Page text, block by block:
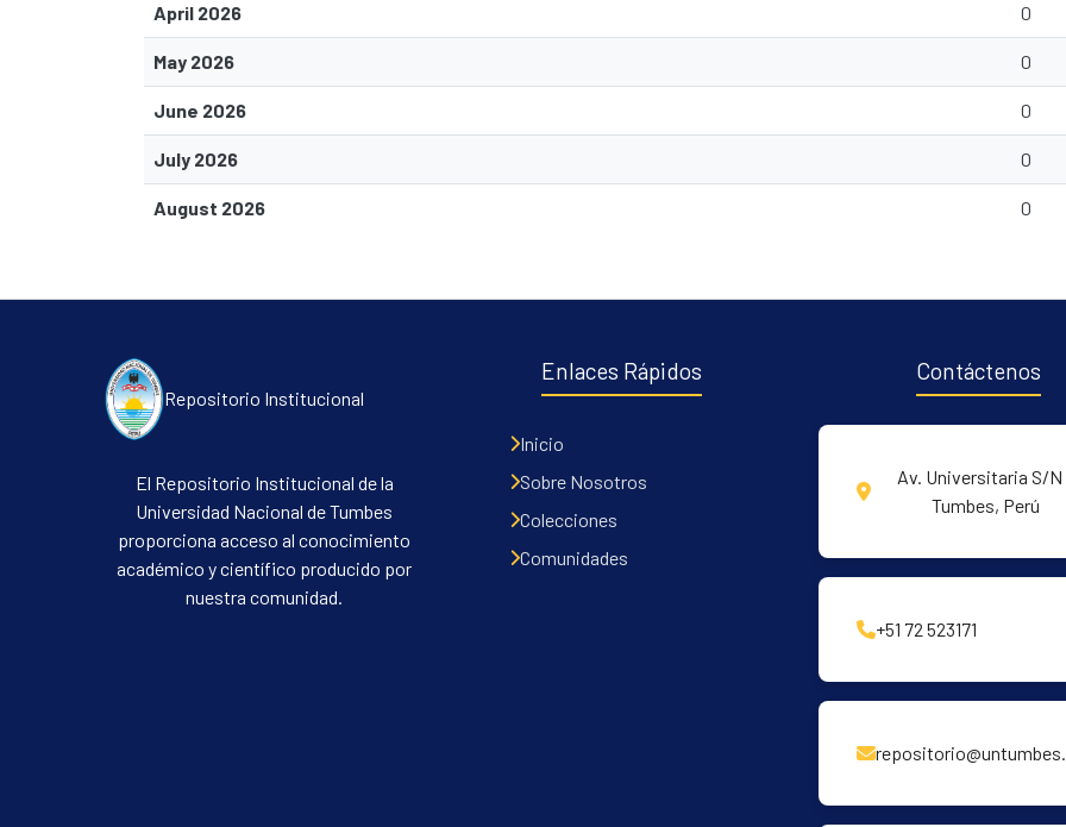
April 2026 0
May 2026 0
June 2026 0
July 2026 0
August 2026 0
Repositorio Institucional
El Repositorio Institucional de la
Universidad Nacional de Tumbes
proporciona acceso al conocimiento
académico y científico producido por
nuestra comunidad.
Enlaces Rápidos
Inicio
Sobre Nosotros
Colecciones
Comunidades
Contáctenos
Av. Universitaria S/N
Tumbes, Perú
+51 72 523171